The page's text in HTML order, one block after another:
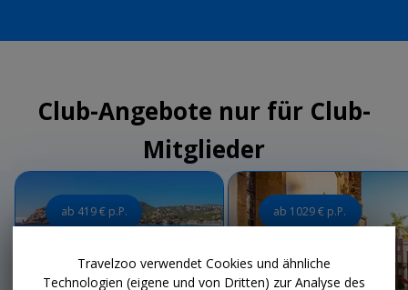
Club-Angebote nur für Club-
Mitglieder
ab 419 € p.P. ab 1029 € p.P.
Travelzoo verwendet Cookies und ähnliche
Technologien (eigene und von Dritten) zur Analyse des